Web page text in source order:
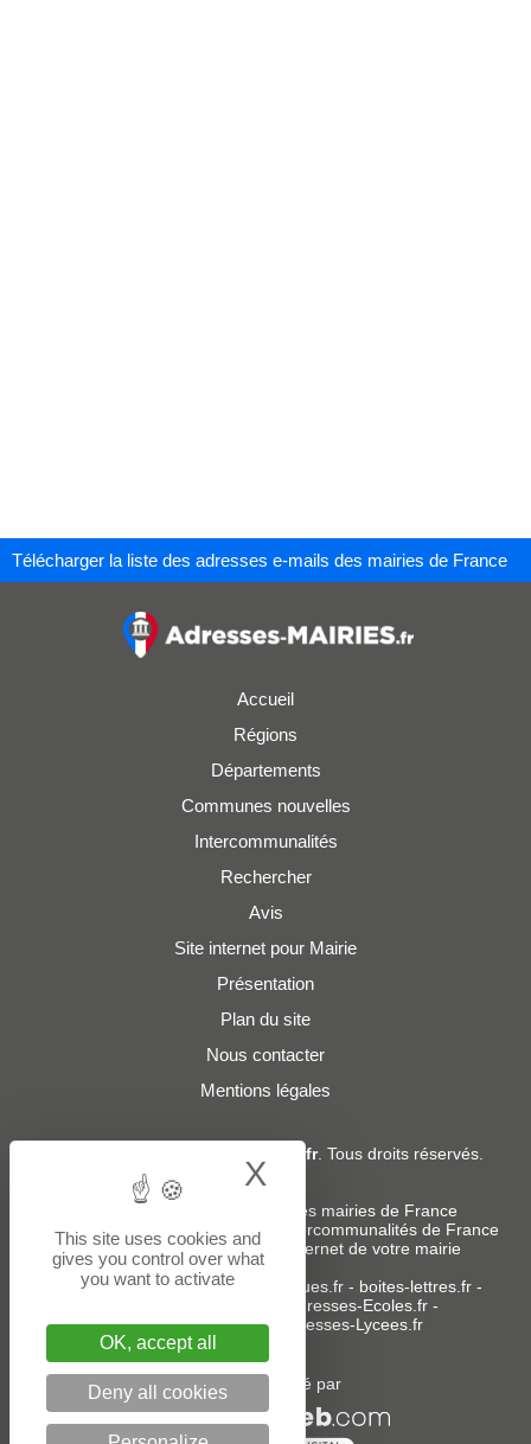
Télécharger la liste des adresses e-mails des mairies de France
Accueil
Régions
Départements
Communes nouvelles
Intercommunalités
Rechercher
Avis
Site internet pour Mairie
Présentation
Plan du site
Nous contacter
Mentions légales
Adresses-Mairies.fr. Tous droits réservés.
Services :
Liste des adresses e-mails des mairies de France
Liste des adresses e-mails des intercommunalités de France
-Création ou refonte du site internet de votre mairie
Sites partenaires:donneespubliques.fr- boites-lettres.fr-
Adresses-Ecoles.fr -
Adresses-Colleges.fr- Adresses-Lycees.fr
Un service édité par
This site uses cookies and
gives you control over what
you want to activate
OK, accept all
Deny all cookies
X